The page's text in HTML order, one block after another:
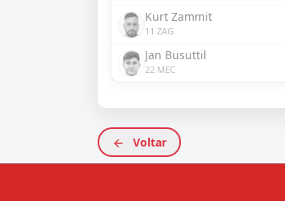
Kurt Zammit
11 ZAG
Jan Busuttil
22 MEC
Voltar